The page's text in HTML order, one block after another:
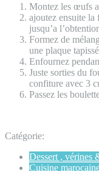
Montez les œufs
ajoutez ensuite la
jusqu’a
Formez de
une plaque
Enfournez
Juste sorties du
confiture avec 3
Passez les
Catégorie:
Dessert , vérines
Cuisine